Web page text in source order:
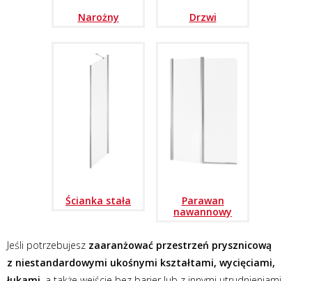
Narożny Drzwi
Ścianka stała
Parawan
nawannowy
Jeśli potrzebujesz zaaranżować przestrzeń prysznicową
z niestandardowymi ukośnymi kształtami, wycięciami,